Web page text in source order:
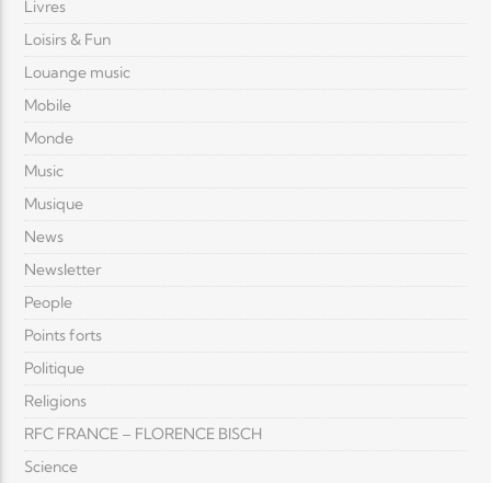
Livres
Loisirs & Fun
Louange music
Mobile
Monde
Music
Musique
News
Newsletter
People
Points forts
Politique
Religions
RFC FRANCE – FLORENCE BISCH
Science